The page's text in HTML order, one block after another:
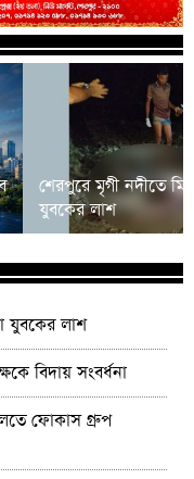
শেরপুরে মৃগী নদীতে
যুবকের লাশ
যুবকের লাশ
বিদায় সংবর্ধনা
ফোকাস গ্রুপ